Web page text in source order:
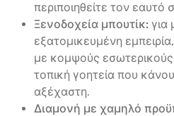
περιποιηθείτε τον εαυτό
Ξενοδοχεία μπουτίκ: για
εξατομικευμένη
με κομψούς
τοπική γοητεία που
αξέχαστη.
Διαμονή με χαμηλό